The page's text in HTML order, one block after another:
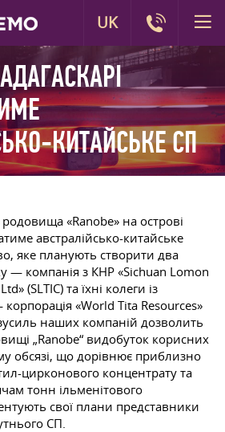
КИТАЙСЬКЕ СП
«Ranobe» на острові
австралійсько-китайське
яке планують створити два
— компанія з КНР «Sichuan Lomon
(SLTIC) та їхні колеги із
корпорація «World Tita Resources»
наших компаній дозволить
„Ranobe“ видобуток корисних
обсязі, що дорівнює приблизно
цирконового концентрату та
тонн ільменітового
свої плани представники
СП.
UK